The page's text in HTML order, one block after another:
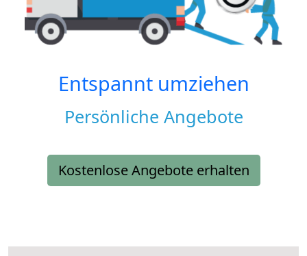
Entspannt umziehen
Persönliche Angebote
Kostenlose Angebote erhalten